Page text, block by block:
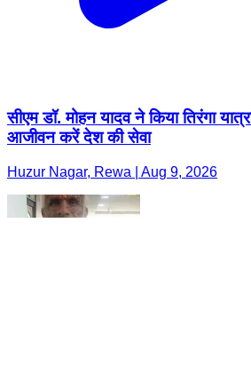
सीएम डॉ. मोहन यादव ने किया तिरंगा
आजीवन करें देश की सेवा
Huzur Nagar, Rewa | Aug 9, 2026